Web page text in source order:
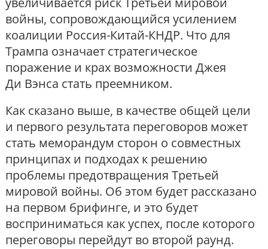
войны, сопровождающийся усилением
коалиции Россия-Китай-КНДР. Что для
Трампа означает стратегическое
поражение и крах возможности Джея
Ди Вэнса стать преемником.
Как сказано выше, в качестве общей цели
и первого результата переговоров может
стать меморандум сторон о совместных
принципах и подходах к решению
проблемы предотвращения Третьей
мировой войны. Об этом будет рассказано
на первом брифинге, и это будет
восприниматься как успех, после которого
переговоры перейдут во второй раунд.